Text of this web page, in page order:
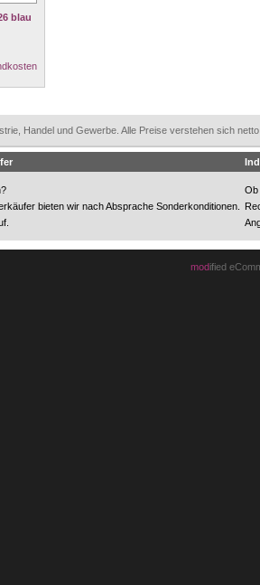
blau
Handel und Gewerbe. Alle Preise verstehen sich
bieten wir nach Absprache Sonderkonditionen.
Ob
modified